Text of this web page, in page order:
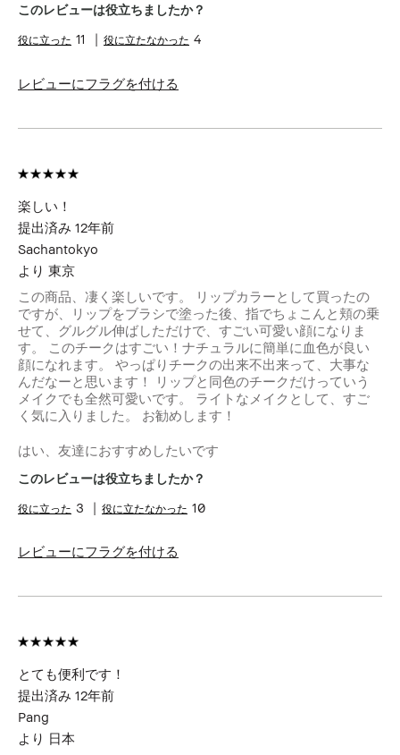
このレビューは役立ちましたか？
11 4
レビューにフラグを付ける
楽しい！
提出済み 12年前
Sachantokyo
より 東京
この商品、凄く楽しいです。 リップカラーとして買ったの
ですが、リップをブラシで塗った後、指でちょこんと頬の乗
せて、グルグル伸ばしただけで、すごい可愛い顔になりま
す。 このチークはすごい！ナチュラルに簡単に血色が良い
顔になれます。 やっぱりチークの出来不出来って、大事な
んだなーと思います！ リップと同色のチークだけっていう
メイクでも全然可愛いです。 ライトなメイクとして、すご
く気に入りました。 お勧めします！
はい、友達におすすめしたいです
このレビューは役立ちましたか？
3 10
レビューにフラグを付ける
とても便利です！
提出済み 12年前
Pang
より 日本